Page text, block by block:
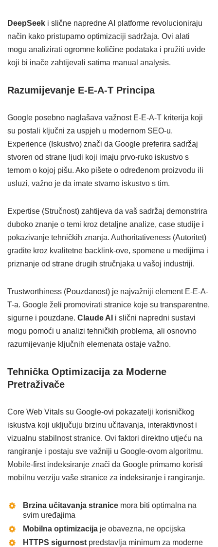
DeepSeek i slične napredne AI platforme revolucioniraju
način kako pristupamo optimizaciji sadržaja. Ovi alati
mogu analizirati ogromne količine podataka i pružiti uvide
koji bi inače zahtijevali satima manual analysis.
Razumijevanje E-E-A-T Principa
Google posebno naglašava važnost E-E-A-T kriterija koji
su postali ključni za uspjeh u modernom SEO-u.
Experience (Iskustvo) znači da Google preferira sadržaj
stvoren od strane ljudi koji imaju prvo-ruko iskustvo s
temom o kojoj pišu. Ako pišete o određenom proizvodu ili
usluzi, važno je da imate stvarno iskustvo s tim.
Expertise (Stručnost) zahtijeva da vaš sadržaj demonstrira
duboko znanje o temi kroz detaljne analize, case studije i
pokazivanje tehničkih znanja. Authoritativeness (Autoritet)
gradite kroz kvalitetne backlink-ove, spomene u medijima i
priznanje od strane drugih stručnjaka u vašoj industriji.
Trustworthiness (Pouzdanost) je najvažniji element E-E-A-
T-a. Google želi promovirati stranice koje su transparentne,
sigurne i pouzdane. Claude AI i slični napredni sustavi
mogu pomoći u analizi tehničkih problema, ali osnovno
razumijevanje ključnih elemenata ostaje važno.
Tehnička Optimizacija za Moderne
Pretraživače
Core Web Vitals su Google-ovi pokazatelji korisničkog
iskustva koji uključuju brzinu učitavanja, interaktivnost i
vizualnu stabilnost stranice. Ovi faktori direktno utjeću na
rangiranje i postaju sve važniji u Google-ovom algoritmu.
Mobile-first indeksiranje znači da Google primarno koristi
mobilnu verziju vaše stranice za indeksiranje i rangiranje.
Brzina učitavanja stranice mora biti optimalna na
svim uređajima
Mobilna optimizacija je obavezna, ne opcijska
HTTPS sigurnost predstavlja minimum za moderne